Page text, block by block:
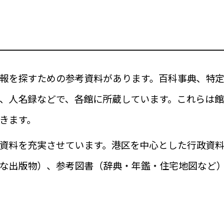
を探すための参考資料があります。百科事典、特
人名録などで、各館に所蔵しています。これらは
す。
料を充実させています。港区を中心とした行政資
出版物）、参考図書（辞典・年鑑・住宅地図など